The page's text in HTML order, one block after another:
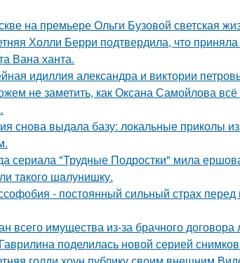
на премьере Ольги Бузовой светская
Холли Берри подтвердила, что
Вана ханта.
идиллия александра и виктории
не заметить, как Оксана Самойлова
снова выдала базу: локальные приколы
сериала "Трудные Подростки" мила
тaкого шaлунишку.
- постоянный сильный страх
всего имущества из-за брачного договора
поделилась новой серией